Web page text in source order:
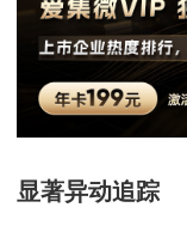
显著异动追踪